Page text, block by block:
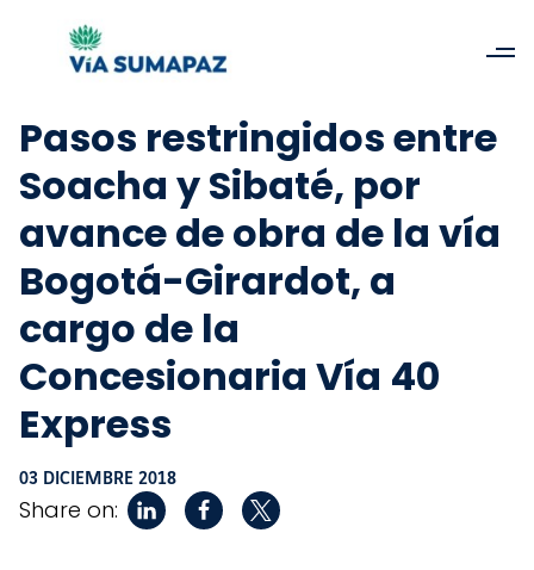
Pasos restringidos entre
Soacha y Sibaté, por
avance de obra de la vía
Bogotá-Girardot, a
cargo de la
Concesionaria Vía 40
Express
03 DICIEMBRE 2018
Share on: